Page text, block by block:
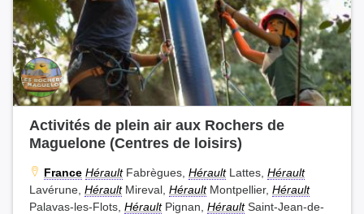
Activités de plein air aux Rochers de
Maguelone (Centres de loisirs)
France HéraultFabrègues, HéraultLattes, Hérault
Lavérune, HéraultMireval, HéraultMontpellier, Hérault
Palavas-les-Flots, HéraultPignan, HéraultSaint-Jean-de-